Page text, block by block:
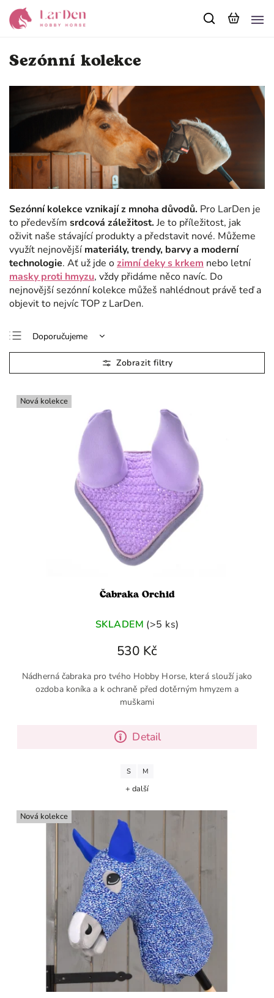
Sezónní kolekce
Sezónní kolekce vznikají z mnoha důvodů. Pro LarDen je
to především srdcová záležitost. Je to příležitost, jak
oživit naše stávající produkty a představit nové. Můžeme
využít nejnovější materiály, trendy, barvy a moderní
technologie. Ať už jde ozimní deky s krkem nebo letní
masky proti hmyzu, vždy přidáme něco navíc. Do
nejnovější sezónní kolekce můžeš nahlédnout právě teď a
objevit to nejvíc TOP z LarDen.
Doporučujeme
Nejlevnější
Nejdražší
Nejprodávanější
Nová kolekce
Čabraka Orchid
SKLADEM (>5 ks)
530 Kč
Detail
Nádherná čabraka pro tvého Hobby Horse, která slouží jako
ozdoba koníka a k ochraně před dotěrným hmyzem a
muškami
S M
+ další
Nová kolekce